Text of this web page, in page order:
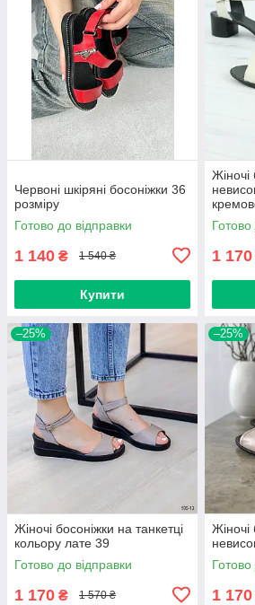
Червоні шкіряні босоніжки 36
розміру
Готово до відправки
1 140 ₴ 1 540 ₴
Купити
Жіночі
Готово
1 170
–25%
Жіночі босоніжки на танкетці
кольору лате 39
Готово до відправки
1 170 ₴ 1 570 ₴
–25%
Жіночі
Готово
1 170